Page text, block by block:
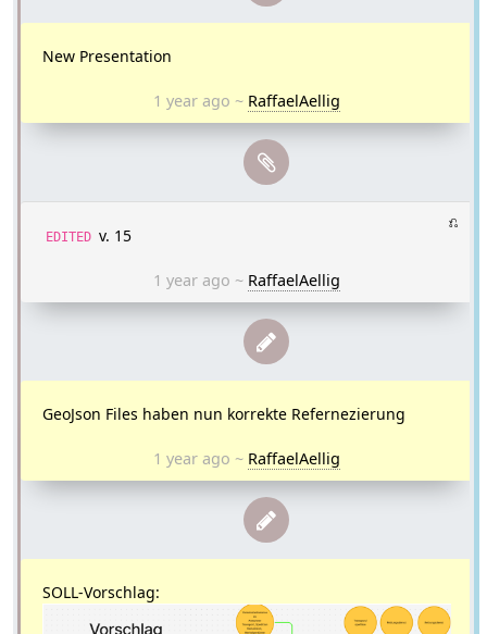
New Presentation
1 year ago ~ RaffaelAellig
⎌
EDITED v. 15
1 year ago ~ RaffaelAellig
GeoJson Files haben nun korrekte Refernezierung
1 year ago ~ RaffaelAellig
SOLL-Vorschlag: